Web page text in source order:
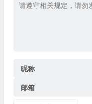
昵称
邮箱